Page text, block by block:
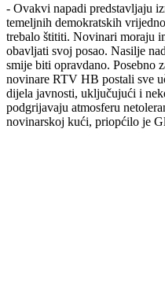
- Ovakvi napadi predstavljaju
temeljnih demokratskih
trebalo štititi. Novinari moraju
obavljati svoj posao. Nasilje
smije biti opravdano. Posebno
novinare RTV HB postali sve
dijela javnosti, uključujući i
podgrijavaju atmosferu
novinarskoj kući, priopćilo je